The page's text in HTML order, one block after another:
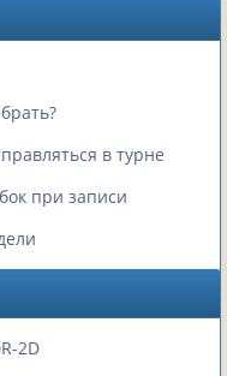
в турне
при записи
2D